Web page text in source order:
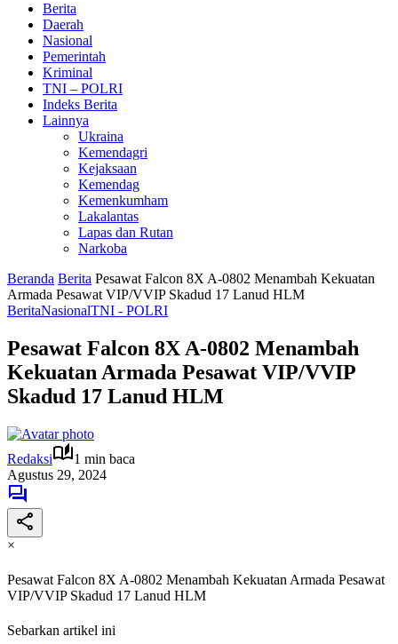
Berita
Daerah
Nasional
Pemerintah
Kriminal
TNI – POLRI
Indeks Berita
Lainnya
Ukraina
Kemendagri
Kejaksaan
Kemendag
Kemenkumham
Lakalantas
Lapas dan Rutan
Narkoba
Beranda Berita Pesawat Falcon 8X A-0802 Menambah Kekuatan
Armada Pesawat VIP/VVIP Skadud 17 Lanud HLM
BeritaNasionalTNI - POLRI
Pesawat Falcon 8X A-0802 Menambah
Kekuatan Armada Pesawat VIP/VVIP
Skadud 17 Lanud HLM
Redaksi
1 min baca
Agustus 29, 2024
×
Pesawat Falcon 8X A-0802 Menambah Kekuatan Armada Pesawat
VIP/VVIP Skadud 17 Lanud HLM
Sebarkan artikel ini